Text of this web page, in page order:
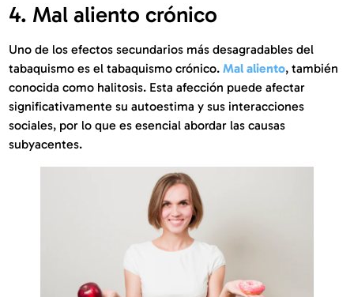
4. Mal aliento crónico
Uno de los efectos secundarios más desagradables del
tabaquismo es el tabaquismo crónico.Mal aliento, también
conocida como halitosis. Esta afección puede afectar
significativamente su autoestima y sus interacciones
sociales, por lo que es esencial abordar las causas
subyacentes.